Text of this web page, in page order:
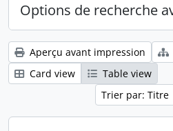
Options de recherche
Aperçu avant impression
Card view
Table view
Trier par: Titre